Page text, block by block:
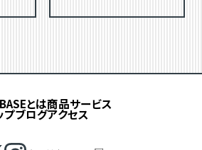
とは商品サービス
プブログアクセス